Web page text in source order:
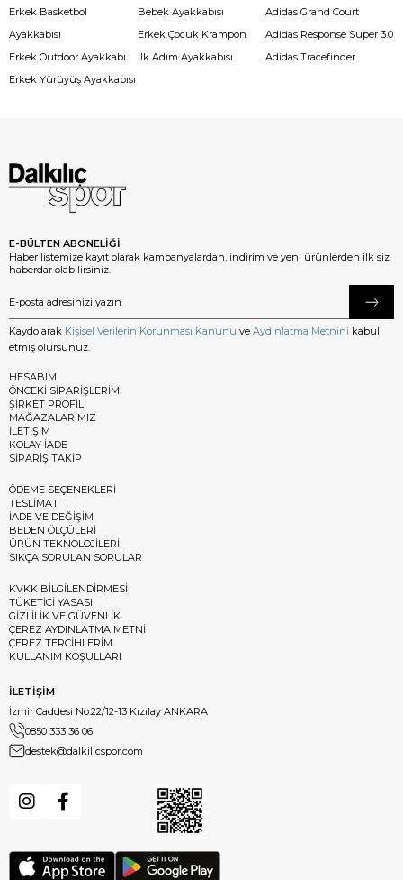
Erkek Basketbol
Ayakkabısı
Erkek Outdoor Ayakkabı
Erkek Yürüyüş Ayakkabısı
Bebek Ayakkabısı
Erkek Çocuk Krampon
İlk Adım Ayakkabısı
Adidas Grand Court
Adidas Response Super 3.0
Adidas Tracefinder
E-BÜLTEN ABONELİĞİ
Haber listemize kayıt olarak kampanyalardan, indirim ve yeni ürünlerden ilk siz
haberdar olabilirsiniz.
Kaydolarak Kişisel Verilerin Korunması Kanunu ve Aydınlatma Metnini kabul
etmiş olursunuz.
HESABIM
ÖNCEKİ SİPARİŞLERİM
ŞİRKET PROFİLİ
MAĞAZALARIMIZ
İLETİŞİM
KOLAY İADE
SİPARİŞ TAKİP
ÖDEME SEÇENEKLERİ
TESLİMAT
İADE VE DEĞİŞİM
BEDEN ÖLÇÜLERİ
ÜRÜN TEKNOLOJİLERİ
SIKÇA SORULAN SORULAR
KVKK BİLGİLENDİRMESİ
TÜKETİCİ YASASI
GİZLİLİK VE GÜVENLİK
ÇEREZ AYDINLATMA METNİ
ÇEREZ TERCİHLERİM
KULLANIM KOŞULLARI
İLETİŞİM
İzmir Caddesi No:22/12-13 Kızılay ANKARA
0850 333 36 06
destek@dalkilicspor.com